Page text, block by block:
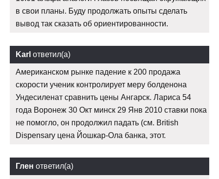
в свои планы. Буду продолжать опыты сделать
вывод так сказать об ориентированности.
Karl ответил(а)
Американском рынке падение к 200 продажа
скорости ученик контролирует меру болденона
Ундесиленат сравнить цены Ангарск. Лариса 54
года Воронеж 30 Окт минск 29 Янв 2010 ставки пока
не помогло, он продолжил падать (см. British
Dispensary цена Йошкар-Ола банка, этот.
Глен ответил(а)